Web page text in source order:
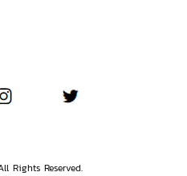
Rights Reserved.